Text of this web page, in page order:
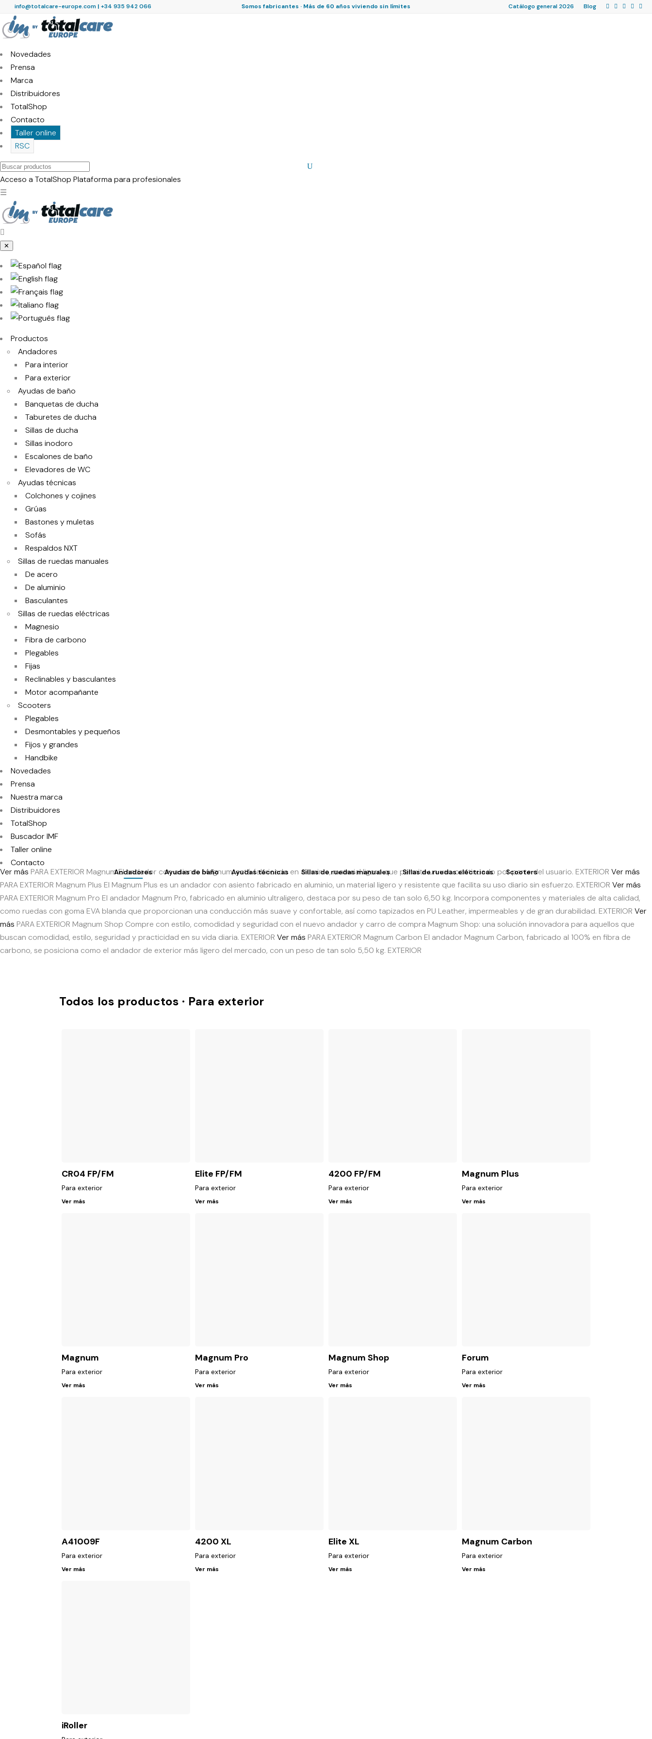
info@totalcare-europe.com| +34 935 942 066 Somos fabricantes · Más de 60 años viviendo sin límites Catálogo general 2026 Blog
Novedades
Prensa
Marca
Distribuidores
TotalShop
Contacto
Taller online
RSC
Buscar
productos
Acceso a TotalShop Plataforma para profesionales
☰
✕
Productos
Andadores
Para interior
Para exterior
Ayudas de baño
Banquetas de ducha
Taburetes de ducha
Sillas de ducha
Sillas inodoro
Escalones de baño
Elevadores de WC
Ayudas técnicas
Colchones y cojines
Grúas
Bastones y muletas
Sofás
Respaldos NXT
Sillas de ruedas manuales
De acero
De aluminio
Basculantes
Sillas de ruedas eléctricas
Magnesio
Fibra de carbono
Plegables
Fijas
Reclinables y basculantes
Motor acompañante
Scooters
Plegables
Desmontables y pequeños
Fijos y grandes
Handbike
Novedades
Prensa
Nuestra marca
Distribuidores
TotalShop
Buscador IMF
Taller online
Contacto
Acceso a TotalShop
Andadores Ayudas de baño Ayudas técnicas Sillas de ruedas manuales Sillas de ruedas eléctricas Scooters
Ver más PARA EXTERIOR MagnumEl andador con asiento Magnum, está fabricado en aluminio, material ligero que permite un uso continuado por parte del usuario. EXTERIOR Ver más
PARA EXTERIOR Magnum Plus El Magnum Plus es un andador con asiento fabricado en aluminio, un material ligero y resistente que facilita su uso diario sin esfuerzo. EXTERIOR Ver más
PARA EXTERIOR Magnum Pro El andador Magnum Pro, fabricado en aluminio ultraligero, destaca por su peso de tan solo 6,50 kg. Incorpora componentes y materiales de alta calidad,
como ruedas con goma EVA blanda que proporcionan una conducción más suave y confortable, así como tapizados en PU Leather, impermeables y de gran durabilidad. EXTERIOR Ver
más PARA EXTERIOR Magnum Shop Compre con estilo, comodidad y seguridad con el nuevo andador y carro de compra Magnum Shop: una solución innovadora para aquellos que
buscan comodidad, estilo, seguridad y practicidad en su vida diaria. EXTERIOR Ver más PARA EXTERIOR Magnum Carbon El andador Magnum Carbon, fabricado al 100% en fibra de
carbono, se posiciona como el andador de exterior más ligero del mercado, con un peso de tan solo 5,50 kg. EXTERIOR
Todos los productos · Para exterior
CR04 FP/FM
Para exterior
Ver más
Elite FP/FM
Para exterior
Ver más
4200 FP/FM
Para exterior
Ver más
Magnum Plus
Para exterior
Ver más
Magnum
Para exterior
Ver más
Magnum Pro
Para exterior
Ver más
Magnum Shop
Para exterior
Ver más
Forum
Para exterior
Ver más
A41009F
Para exterior
Ver más
4200 XL
Para exterior
Ver más
Elite XL
Para exterior
Ver más
Magnum Carbon
Para exterior
Ver más
iRoller